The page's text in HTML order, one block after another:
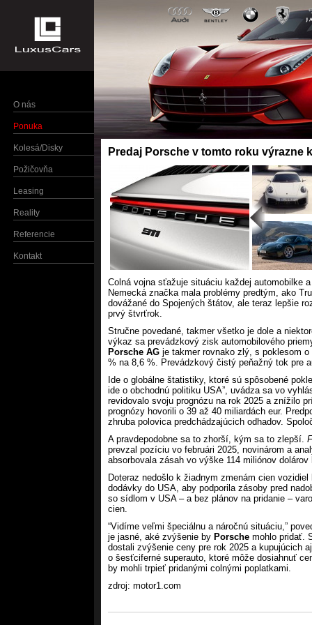
O nás
Ponuka
Kolesá/Disky
Požičovňa
Leasing
Reality
Referencie
Kontakt
Predaj Porsche v tomto roku výrazne
Colná vojna sťažuje situáciu každej automobilke
Nemecká značka mala problémy predtým, ako
dovážané do Spojených štátov, ale teraz lepšie
prvý štvrťrok.
Stručne povedané, takmer všetko je dole a
výkaz sa prevádzkový zisk automobilového
Porsche AG je takmer rovnako zlý, s poklesom
% na 8,6 %. Prevádzkový čistý peňažný tok pre
Ide o globálne štatistiky, ktoré sú spôsobené
ide o obchodnú politiku USA”, uvádza sa vo
revidovalo svoju prognózu na rok 2025 a znížilo
prognózy hovorili o 39 až 40 miliardách eur.
zhruba polovica predchádzajúcich odhadov.
A pravdepodobne sa to zhorší, kým sa to zlepší.
prevzal pozíciu vo februári 2025, novinárom a
absorbovala zásah vo výške 114 miliónov
Doteraz nedošlo k žiadnym zmenám cien vozidiel
dodávky do USA, aby podporila zásoby pred
so sídlom v USA – a bez plánov na pridanie –
cien.
“Vidíme veľmi špeciálnu a náročnú situáciu,”
je jasné, aké zvýšenie by Porsche mohlo pridať.
dostali zvýšenie ceny pre rok 2025 a kupujúcich
o šesťciferné superauto, ktoré môže dosiahnuť
by mohli trpieť pridanými colnými poplatkami.
zdroj: motor1.com